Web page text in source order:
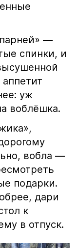
—
спинки, и
уж
воблёшка.
вобла —
подарки.
дари
к
в отпуск.